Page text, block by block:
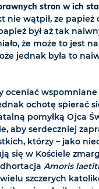
stron w ich
nie wątpił, ze papież
był aż tak
że może to jest
jednak była to
oceniać
ochotę spierać
pomyłką Ojca
aby serdeczniej
którzy – jako
się w Kościele
Amoris
szczerych